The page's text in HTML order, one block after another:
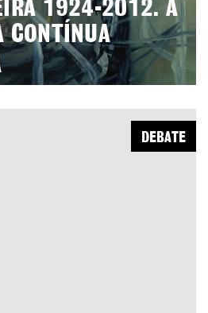
1924-2012. A
CONTÍNUA
DEBATE